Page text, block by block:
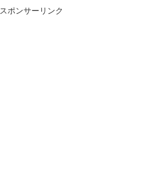
スポンサーリンク